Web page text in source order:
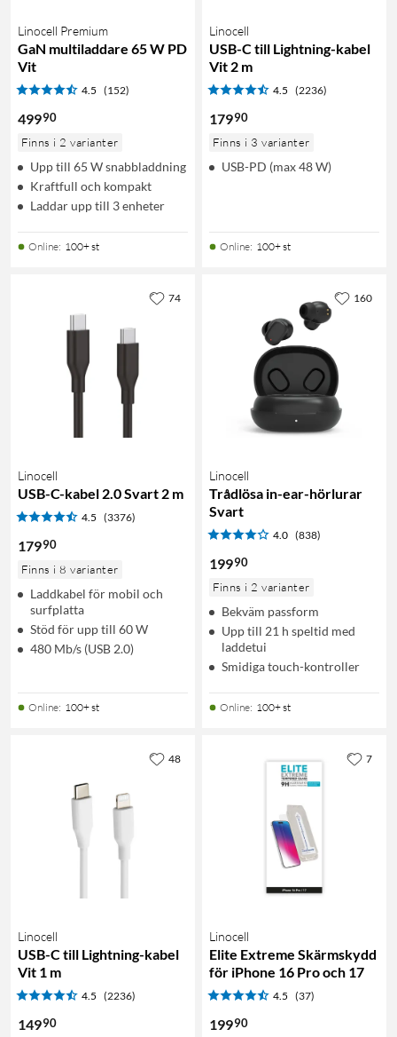
Linocell Premium
GaN multiladdare 65 W PD
Vit
4.5 (152)
49990
Finns i 2 varianter
Upp till 65 W snabbladdning
Kraftfull och kompakt
Laddar upp till 3 enheter
Online: 100+ st
Linocell
USB-C till Lightning-kabel
Vit 2 m
4.5 (2236)
17990
Finns i 3 varianter
USB-PD (max 48 W)
Online: 100+ st
Linocell
USB-C-kabel 2.0 Svart 2 m
4.5 (3376)
17990
Finns i 8 varianter
Laddkabel för mobil och
surfplatta
Stöd för upp till 60 W
480 Mb/s (USB 2.0)
Online: 100+ st
74
Linocell
Trådlösa in-ear-hörlurar
Svart
4.0 (838)
19990
Finns i 2 varianter
Bekväm passform
Upp till 21 h speltid med
laddetui
Smidiga touch-kontroller
Online: 100+ st
160
Linocell
USB-C till Lightning-kabel
Vit 1 m
4.5 (2236)
14990
48
Linocell
Elite Extreme Skärmskydd
för iPhone 16 Pro och 17
4.5 (37)
19990
7